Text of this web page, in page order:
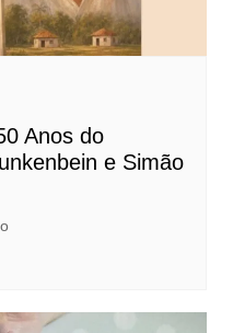
Anos do
e Simão